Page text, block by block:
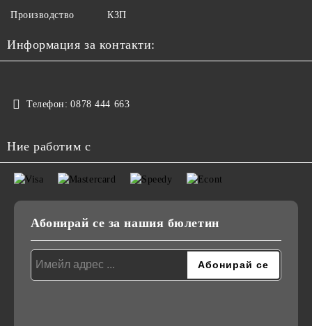
Производство КЗП
Информация за контакти:
Телефон: 0878 444 663
Ние работим с
Абонирай се за нашия бюлетин